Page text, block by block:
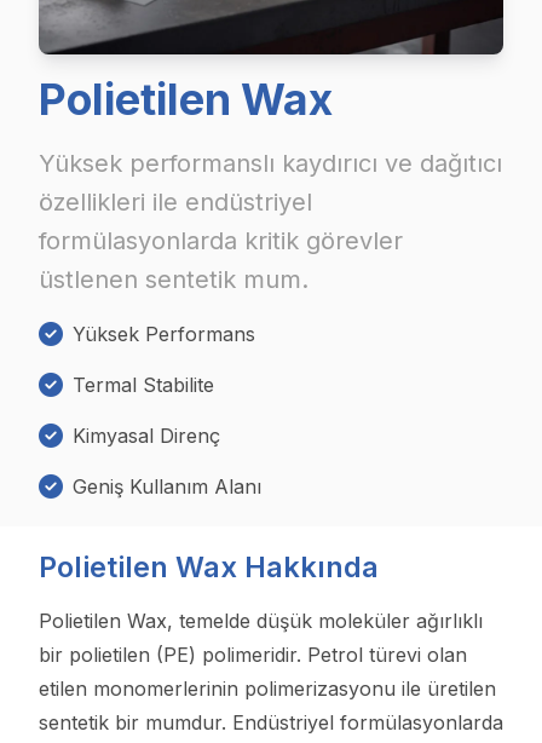
Polietilen Wax
Yüksek performanslı kaydırıcı ve dağıtıcı
özellikleri ile endüstriyel
formülasyonlarda kritik görevler
üstlenen sentetik mum.
Yüksek Performans
Termal Stabilite
Kimyasal Direnç
Geniş Kullanım Alanı
Polietilen Wax Hakkında
Polietilen Wax, temelde düşük moleküler ağırlıklı
bir polietilen (PE) polimeridir. Petrol türevi olan
etilen monomerlerinin polimerizasyonu ile üretilen
sentetik bir mumdur. Endüstriyel formülasyonlarda